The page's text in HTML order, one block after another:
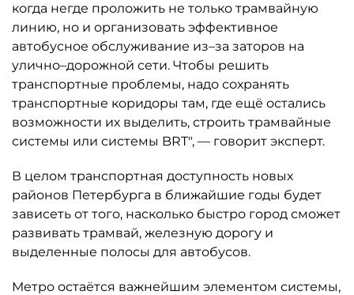
когда негде проложить не только трамвайную
линию, но и организовать эффективное
автобусное обслуживание из–за заторов на
улично–дорожной сети. Чтобы решить
транспортные проблемы, надо сохранять
транспортные коридоры там, где ещё остались
возможности их выделить, строить трамвайные
системы или системы BRT", — говорит эксперт.
В целом транспортная доступность новых
районов Петербурга в ближайшие годы будет
зависеть от того, насколько быстро город сможет
развивать трамвай, железную дорогу и
выделенные полосы для автобусов.
Метро остаётся важнейшим элементом системы,